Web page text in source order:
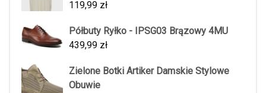
119,99 zł
Półbuty Ryłko - IPSG03 Brązowy 4MU
439,99 zł
Zielone Botki Artiker Damskie Stylowe
Obuwie